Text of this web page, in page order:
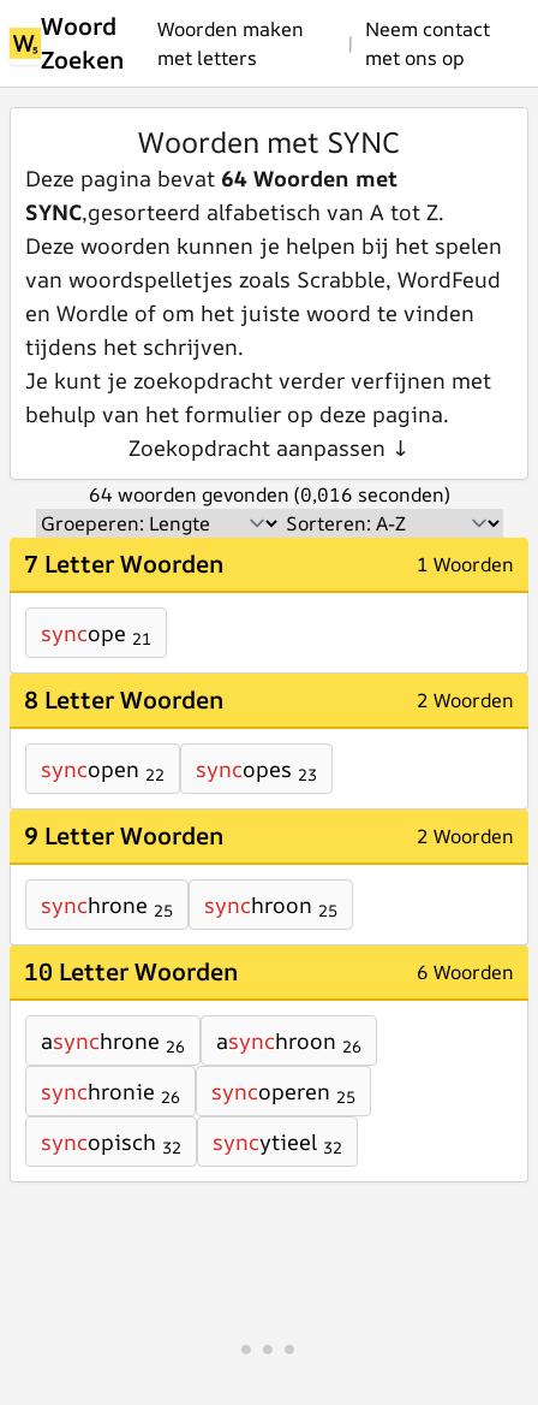
Woord
Zoeken
Woorden maken
met letters
|
Neem contact
met ons op
Woorden met SYNC
Deze pagina bevat 64 Woorden met
SYNC,gesorteerd alfabetisch van A tot Z.
Deze woorden kunnen je helpen bij het spelen
van woordspelletjes zoals Scrabble, WordFeud
en Wordle of om het juiste woord te vinden
tijdens het schrijven.
Je kunt je zoekopdracht verder verfijnen met
behulp van het formulier op deze pagina.
Zoekopdracht aanpassen ↓
64 woorden gevonden (0,016 seconden)
7 Letter Woorden 1 Woorden
syncope 21
8 Letter Woorden 2 Woorden
syncopen 22 syncopes 23
9 Letter Woorden 2 Woorden
synchrone 25 synchroon 25
10 Letter Woorden 6 Woorden
asynchrone 26 asynchroon 26
synchronie 26 syncoperen 25
syncopisch 32 syncytieel 32